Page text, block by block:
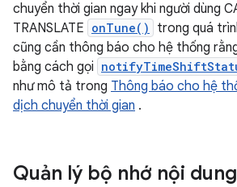
chuyển thời gian ngay khi người dùng
TRANSLATE onTune()
trong quá
cũng cần thông báo cho hệ thống
bằng cách gọi
như mô tả trong Thông báo cho hệ
dịch chuyển thời gian .
Quản lý bộ nhớ nội